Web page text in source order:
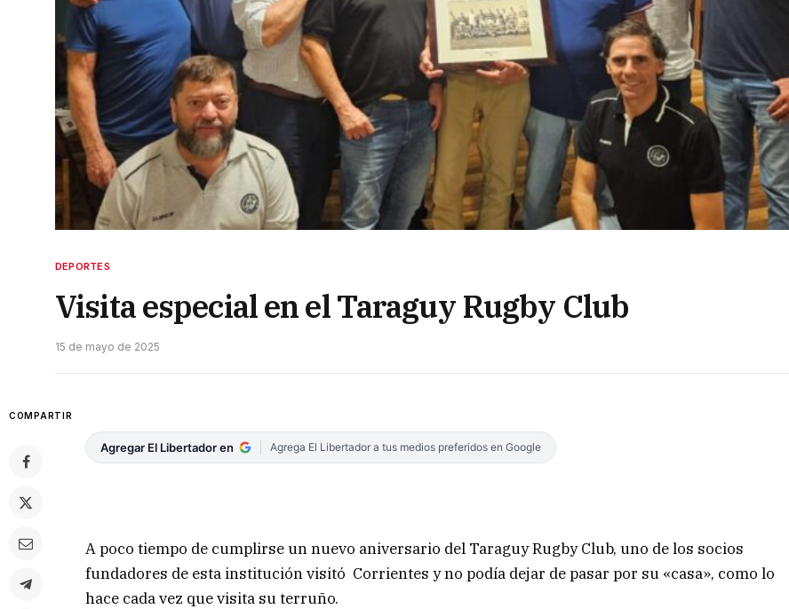
DEPORTES
Visita especial en el Taraguy Rugby Club
15 de mayo de 2025
COMPARTIR
Agregar El Libertador en Agrega El Libertador a tus medios preferidos en Google
A poco tiempo de cumplirse un nuevo aniversario del Taraguy Rugby Club, uno de los socios
fundadores de esta institución visitó Corrientes y no podía dejar de pasar por su «casa», como lo
hace cada vez que visita su terruño.